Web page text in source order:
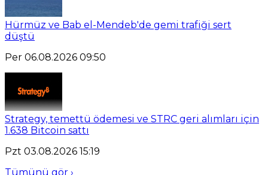
Hürmüz ve Bab el-Mendeb'de gemi trafiği sert
düştü
Per 06.08.2026 09:50
Strategy, temettü ödemesi ve STRC geri alımları için
1.638 Bitcoin sattı
Pzt 03.08.2026 15:19
Tümünü gör ›